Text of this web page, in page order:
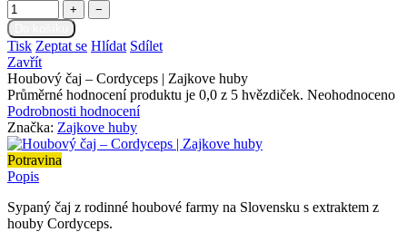
+
−
Tisk Zeptat se Hlídat Sdílet
Zavřít
Houbový čaj – Cordyceps | Zajkove huby
Průměrné hodnocení produktu je 0,0 z 5 hvězdiček. Neohodnoceno
Podrobnosti hodnocení
Značka: Zajkove huby
Potravina
Popis
Sypaný čaj z rodinné houbové farmy na Slovensku s extraktem z
houby Cordyceps.